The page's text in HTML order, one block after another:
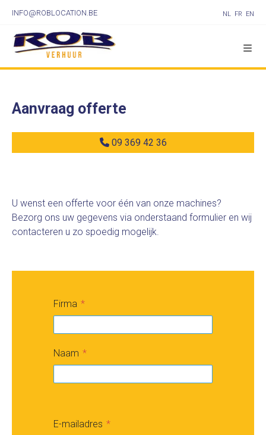
INFO@ROBLOCATION.BE NL FR EN
Aanvraag offerte
09 369 42 36
U wenst een offerte voor één van onze machines?
Bezorg ons uw gegevens via onderstaand formulier en wij
contacteren u zo spoedig mogelijk.
Firma
Naam
E-mailadres